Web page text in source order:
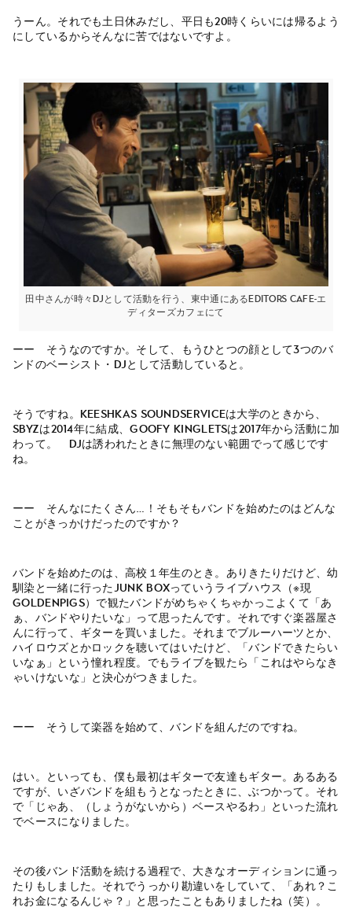
うーん。それでも土日休みだし、平日も20時くらいには帰るよう
にしているからそんなに苦ではないですよ。
田中さんが時々DJとして活動を行う、東中通にあるeditors cafe-エ
ディターズカフェにて
ーー そうなのですか。そして、もうひとつの顔として3つのバ
ンドのベーシスト・DJとして活動していると。
そうですね。KEESHKAS soundserviceは大学のときから、
SBYZは2014年に結成、GOOFY KINGLETSは2017年から活動に加
わって。 DJは誘われたときに無理のない範囲でって感じです
ね。
ーー そんなにたくさん…！そもそもバンドを始めたのはどんな
ことがきっかけだったのですか？
バンドを始めたのは、高校１年生のとき。ありきたりだけど、幼
馴染と一緒に行ったJUNK BOXっていうライブハウス（※現
GOLDENPIGS）で観たバンドがめちゃくちゃかっこよくて「あ
ぁ、バンドやりたいな」って思ったんです。それですぐ楽器屋さ
んに行って、ギターを買いました。それまでブルーハーツとか、
ハイロウズとかロックを聴いてはいたけど、「バンドできたらい
いなぁ」という憧れ程度。でもライブを観たら「これはやらなき
ゃいけないな」と決心がつきました。
ーー そうして楽器を始めて、バンドを組んだのですね。
はい。といっても、僕も最初はギターで友達もギター。あるある
ですが、いざバンドを組もうとなったときに、ぶつかって。それ
で「じゃあ、（しょうがないから）ベースやるわ」といった流れ
でベースになりました。
その後バンド活動を続ける過程で、大きなオーディションに通っ
たりもしました。それでうっかり勘違いをしていて、「あれ？こ
れお金になるんじゃ？」と思ったこともありましたね（笑）。